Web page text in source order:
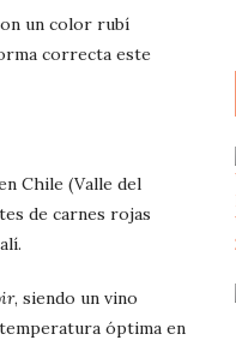
un color rubí
correcta este
Chile (Valle del
de carnes rojas
, siendo un vino
óptima en